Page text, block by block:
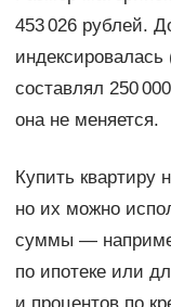
453 026 рублей.
составлял 250
она не меняется.
Купить квартиру
но их можно
суммы —
по ипотеке или